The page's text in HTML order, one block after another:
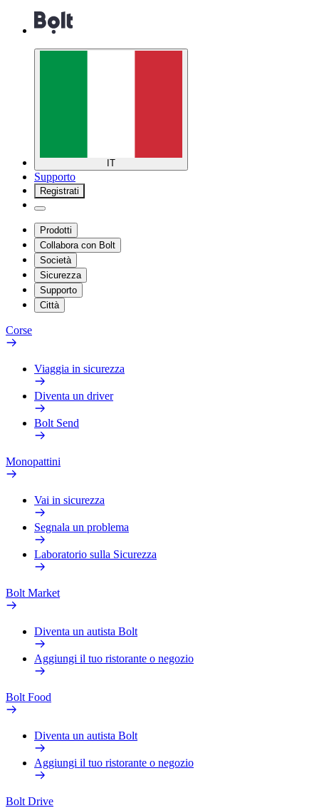
IT
Supporto
Registrati
Prodotti
Collabora con Bolt
Società
Sicurezza
Supporto
Città
Corse
Viaggia in sicurezza
Diventa un driver
Bolt Send
Monopattini
Vai in sicurezza
Segnala un problema
Laboratorio sulla Sicurezza
Bolt Market
Diventa un autista Bolt
Aggiungi il tuo ristorante o negozio
Bolt Food
Diventa un autista Bolt
Aggiungi il tuo ristorante o negozio
Bolt Drive